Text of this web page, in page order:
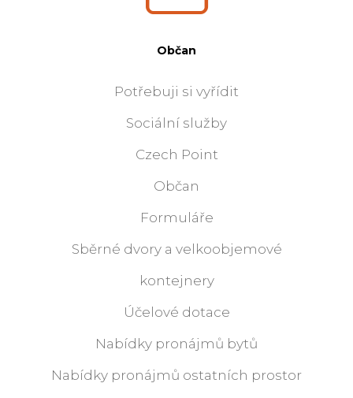
Občan
Potřebuji si vyřídit
Sociální služby
Czech Point
Občan
Formuláře
Sběrné dvory a velkoobjemové
kontejnery
Účelové dotace
Nabídky pronájmů bytů
Nabídky pronájmů ostatních prostor